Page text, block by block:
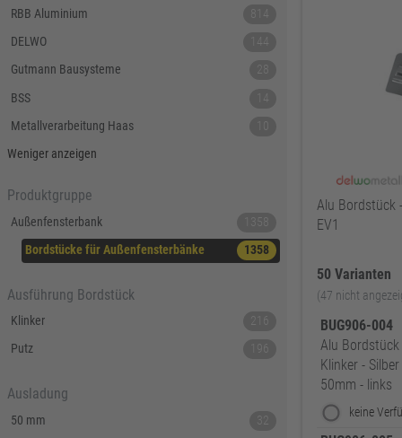
RBB Aluminium
814
DELWO
144
Gutmann Bausysteme
28
BSS
14
Metallverarbeitung Haas
10
Weniger anzeigen
Produktgruppe
Außenfensterbank
1358
Bordstücke für Außenfensterbänke
1358
Ausführung Bordstück
Klinker
216
Putz
196
Ausladung
50 mm
32
Alu Bordstück
EV1
50 Varianten
(47 nicht
BUG906-004
Alu
Klinker -
50mm - links